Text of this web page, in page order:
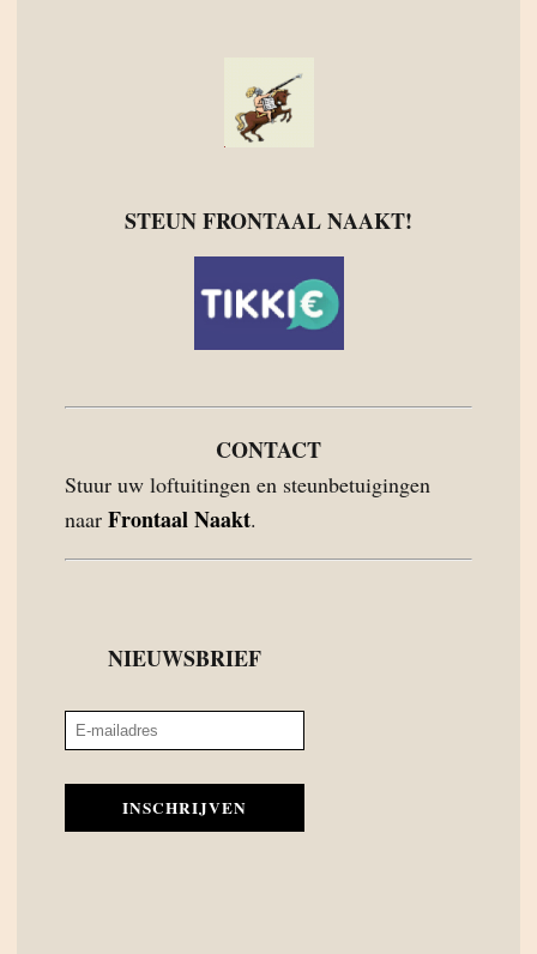
STEUN FRONTAAL NAAKT!
CONTACT
Stuur uw loftuitingen en steunbetuigingen
naar Frontaal Naakt.
NIEUWSBRIEF
INSCHRIJVEN